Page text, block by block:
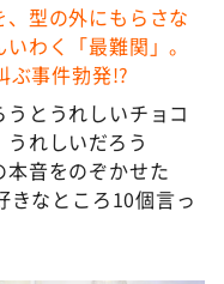
、型の外にもらさな
わく「最難関」。
ぶ事件勃発!?
とうれしいチョコ
れしいだろう
音をのぞかせた
きなところ10個言っ